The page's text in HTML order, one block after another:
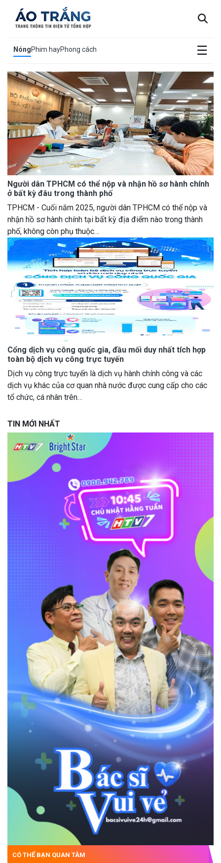
NóngPhim hayPhong cách ☰
×
Người dân TPHCM có thể nộp và nhận hồ sơ hành chính
ở bất kỳ đâu trong thành phố
TPHCM - Cuối năm 2025, người dân TPHCM có thể nộp và
nhận hồ sơ hành chính tại bất kỳ địa điểm nào trong thành
phố, không còn phụ thuộc…
Cổng dịch vụ công quốc gia, đầu mối duy nhất tích hợp
toàn bộ dịch vụ công trực tuyến
Dịch vụ công trực tuyến là dịch vụ hành chính công và các
dịch vụ khác của cơ quan nhà nước được cung cấp cho các
tổ chức, cá nhân trên…
TIN MỚI NHẤT
CÓ THỂ BẠN QUAN TÂM